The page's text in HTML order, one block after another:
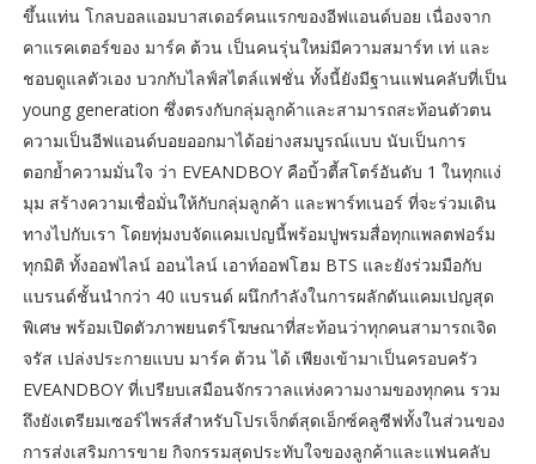
ขึ้นแท่น โกลบอลแอมบาสเดอร์คนแรกของอีฟแอนด์บอย เนื่องจาก
คาแรคเตอร์ของ มาร์ค ต้วน เป็นคนรุ่นใหม่มีความสมาร์ท เท่ และ
ชอบดูแลตัวเอง บวกกับไลฟ์สไตล์แฟชั่น ทั้งนี้ยังมีฐานแฟนคลับที่เป็น
young generation ซึ่งตรงกับกลุ่มลูกค้าและสามารถสะท้อนตัวตน
ความเป็นอีฟแอนด์บอยออกมาได้อย่างสมบูรณ์แบบ นับเป็นการ
ตอกย้ำความมั่นใจ ว่า EVEANDBOY คือบิ้วตี้สโตร์อันดับ 1 ในทุกแง่
มุม สร้างความเชื่อมั่นให้กับกลุ่มลูกค้า และพาร์ทเนอร์ ที่จะร่วมเดิน
ทางไปกับเรา โดยทุ่มงบจัดแคมเปญนี้พร้อมปูพรมสื่อทุกแพลตฟอร์ม
ทุกมิติ ทั้งออฟไลน์ ออนไลน์ เอาท์ออฟโฮม BTS และยังร่วมมือกับ
แบรนด์ชั้นนำกว่า 40 แบรนด์ ผนึกกำลังในการผลักดันแคมเปญสุด
พิเศษ พร้อมเปิดตัวภาพยนตร์โฆษณาที่สะท้อนว่าทุกคนสามารถเจิด
จรัส เปล่งประกายแบบ มาร์ค ต้วน ได้ เพียงเข้ามาเป็นครอบครัว
EVEANDBOY ที่เปรียบเสมือนจักรวาลแห่งความงามของทุกคน รวม
ถึงยังเตรียมเซอร์ไพรส์สำหรับโปรเจ็กต์สุดเอ็กซ์คลูซีฟทั้งในส่วนของ
การส่งเสริมการขาย กิจกรรมสุดประทับใจของลูกค้าและแฟนคลับ